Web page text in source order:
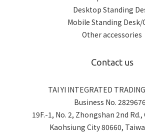
Desktop Standing
Mobile Standing Desk/
Other accessories
Contact us
TAI YI INTEGRATED
Business No.
19F.-1, No. 2, Zhongshan 2nd
Kaohsiung City 80660,